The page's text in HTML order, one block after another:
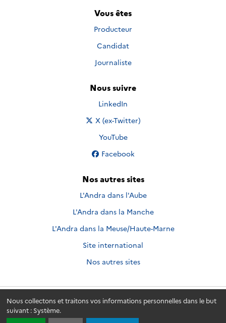
Nous collectons et traitons vos informations personnelles dans le but
suivant : Système.
Vous êtes
Producteur
Candidat
Journaliste
Nous suivre
Nous suivre sur
LinkedIn
Nous suivre sur
X (ex-Twitter)
Nous suivre sur
YouTube
Nous suivre sur
Facebook
Nos autres sites
L'Andra dans l'Aube
L'Andra dans la Manche
L'Andra dans la Meuse/Haute-Marne
Site international
Nos autres sites
Andra.fr © 2026 - Andra. Tous droits réservés.